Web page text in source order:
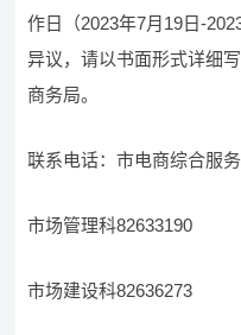
作日（2023年7月19日-
异议，请以书面形式详细
商务局。
联系电话：市电商综合服
市场管理科82633190
市场建设科82636273